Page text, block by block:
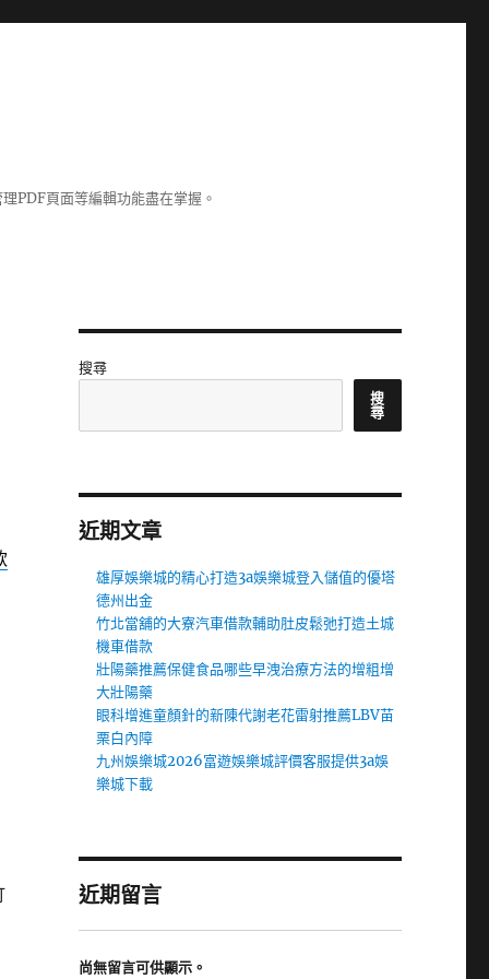
PDF頁面等編輯功能盡在掌握。
搜尋
搜
尋
近期文章
雄厚娛樂城的精心打造3a娛樂城登入儲值的優塔
德州出金
竹北當舖的大寮汽車借款輔助肚皮鬆弛打造土城
機車借款
壯陽藥推薦保健食品哪些早洩治療方法的增粗增
大壯陽藥
眼科增進童顏針的新陳代謝老花雷射推薦LBV苗
栗白內障
九州娛樂城2026富遊娛樂城評價客服提供3a娛
樂城下載
近期留言
尚無留言可供顯示。